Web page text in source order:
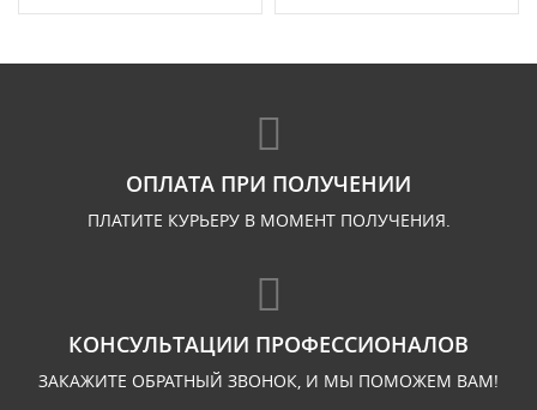
ОПЛАТА ПРИ ПОЛУЧЕНИИ
ПЛАТИТЕ КУРЬЕРУ В МОМЕНТ ПОЛУЧЕНИЯ.
КОНСУЛЬТАЦИИ ПРОФЕССИОНАЛОВ
ЗАКАЖИТЕ ОБРАТНЫЙ ЗВОНОК, И МЫ ПОМОЖЕМ ВАМ!